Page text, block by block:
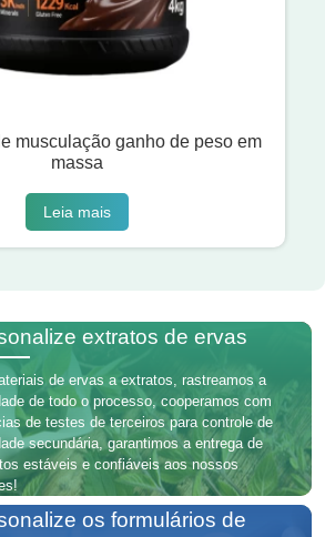
musculação ganho de peso em
massa
Leia mais
extratos de ervas
de ervas a extratos, rastreamos a
de todo o processo, cooperamos com
de testes de terceiros para controle de
secundária, garantimos a entrega de
estáveis ​​e confiáveis ​​aos nossos
os formulários de